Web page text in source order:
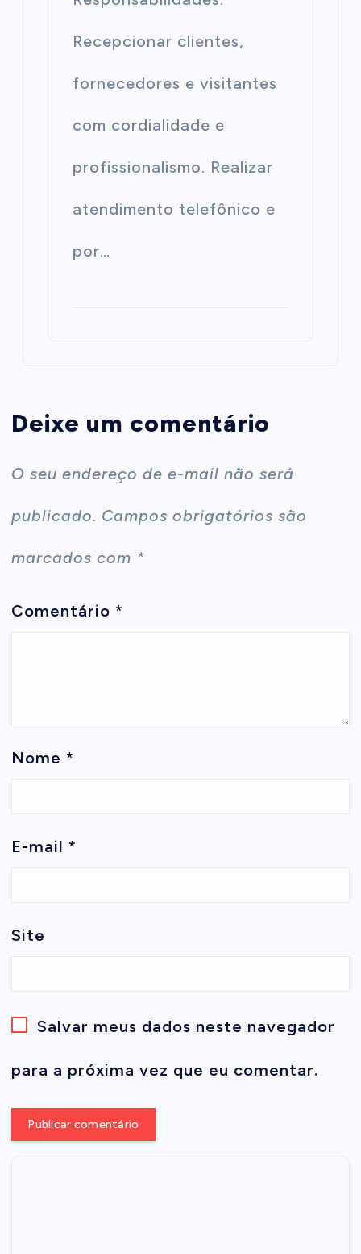
Recepcionar clientes,
fornecedores e visitantes
com cordialidade e
profissionalismo. Realizar
atendimento telefônico e
por…
Deixe um comentário
O seu endereço de e-mail não será
publicado. Campos obrigatórios são
marcados com *
Comentário *
Nome *
E-mail *
Site
Salvar meus dados neste navegador
para a próxima vez que eu comentar.